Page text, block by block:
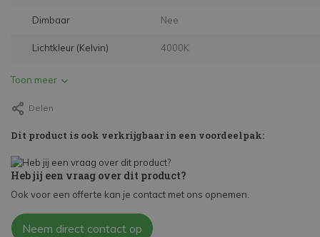
Dimbaar Nee
Lichtkleur (Kelvin) 4000K
Toon meer
Delen
Dit product is ook verkrijgbaar in een voordeelpak:
Heb jij een vraag over dit product?
Ook voor een offerte kan je contact met ons opnemen.
Neem direct contact op